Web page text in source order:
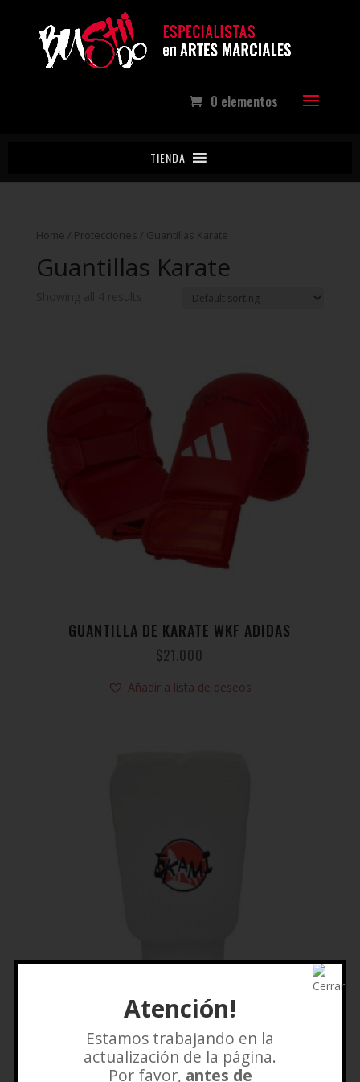
0 elementos
TIENDA
Home / Protecciones / Guantillas Karate
Guantillas Karate
GUANTILLA DE KARATE WKF ADIDAS
$21.000
Añadir a lista de deseos
GUANTILLA ELÁSTICADA OKAMI
$10.000
Atención!
Estamos trabajando en la
actualización de la página.
Por favor, antes de